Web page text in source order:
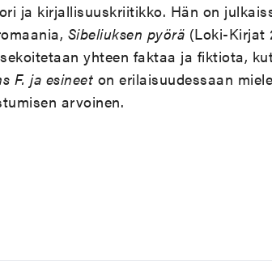
ja kirjallisuuskriitikko. Hän on
Sibeliuksen pyörä (Loki-Kirjat
yhteen faktaa ja fiktiota,
F. ja esineet on erilaisuudessaan
arvoinen.